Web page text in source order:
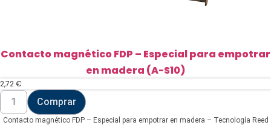
Contacto magnético FDP – Especial para empotrar
en madera (A-S10)
2,72€
Contacto
magnético
FDP
Comprar
Contacto magnético FDP – Especial para empotrar en madera – Tecnología Reed